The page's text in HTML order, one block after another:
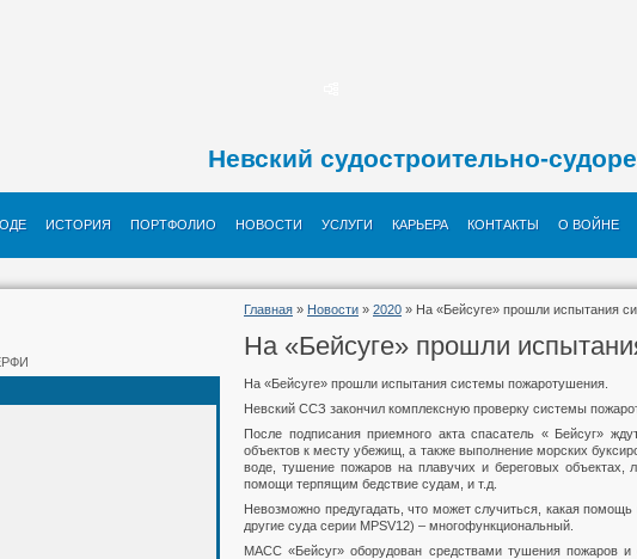
Невский судостроительно-
ИСТОРИЯ ПОРТФОЛИО НОВОСТИ УСЛУГИ КАРЬЕРА КОНТАКТЫ О ВОЙНЕ
Главная » Новости » 2020 » На «Бейсуге» прошли испытания
На «Бейсуге» прошли
На «Бейсуге» прошли испытания системы пожаротушения.
Невский ССЗ закончил комплексную проверку системы
После подписания приемного акта спасатель « Бейсуг»
объектов к месту убежищ, а также выполнение морских
воде, тушение пожаров на плавучих и береговых объектах,
помощи терпящим бедствие судам, и т.д.
Невозможно предугадать, что может случиться, какая
другие суда серии MPSV12) – многофункциональный.
МАСС «Бейсуг» оборудован средствами тушения пожаров и